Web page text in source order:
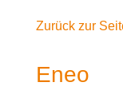
Zurück zur
Eneo